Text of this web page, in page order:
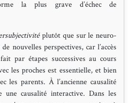
la plus grave d’échec de
plutôt que sur le neuro-
nouvelles perspectives, car l’accès
par étapes successives au cours
les proches est essentielle, et bien
les parents. À l’ancienne causalité
une causalité interactive. Dans les